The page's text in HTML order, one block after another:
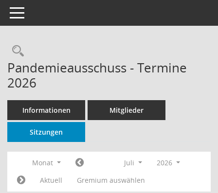
Toggle navigation
Rechercheauswahl
Pandemieausschuss - Termine
2026
Informationen Mitglieder
Sitzungen
Monat Juli
2026
Aktuell
Gremium auswählen